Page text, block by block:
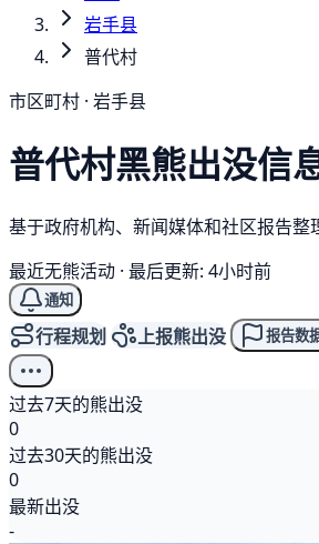
岩手县
普代村
市区町村 · 岩手县
普代村黑熊出没信
基于政府机构、新闻媒体和社区报告整
最近无熊活动 · 最后更新: 4小时前
通知
行程规划 上报熊出没 报告数
过去7天的熊出没
0
过去30天的熊出没
0
最新出没
-